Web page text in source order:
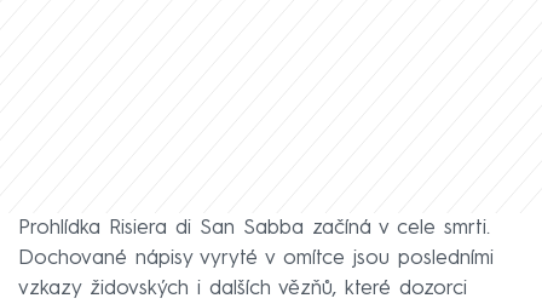
Prohlídka Risiera di San Sabba začíná v cele smrti.
Dochované nápisy vyryté v omítce jsou posledními
vzkazy židovských i dalších vězňů, které dozorci